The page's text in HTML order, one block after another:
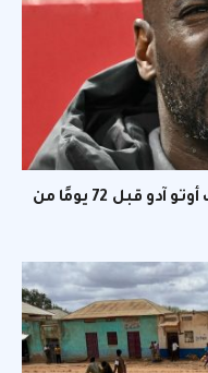
الاتحاد الغاني لكرة القدم يقيل المدرب أوتو آدو قبل 72 يومًا من